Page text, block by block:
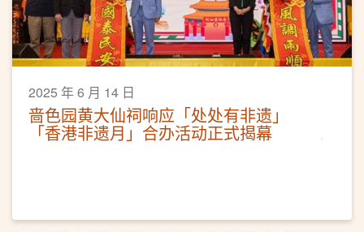
2025 年 6 月 14 日
啬色园黄大仙祠响应「处处有非遗」
「香港非遗月」合办活动正式揭幕